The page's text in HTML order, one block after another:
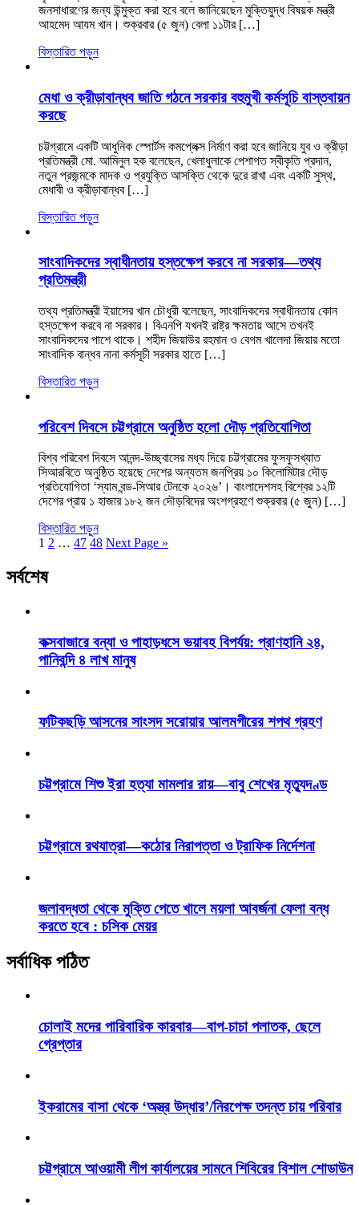
জনসাধারণের জন্য উন্মুক্ত করা হবে বলে জানিয়েছেন মুক্তিযুদ্ধ বিষয়ক মন্ত্রী
আহমেদ আযম খান। শুক্রবার (৫ জুন) বেলা ১১টার […]
বিস্তারিত পড়ুন
মেধা ও ক্রীড়াবান্ধব জাতি গঠনে সরকার বহুমুখী কর্মসূচি বাস্তবায়ন
করছে
চট্টগ্রামে একটি আধুনিক স্পোর্টস কমপ্লেক্স নির্মাণ করা হবে জানিয়ে যুব ও ক্রীড়া
প্রতিমন্ত্রী মো. আমিনুল হক বলেছেন, খেলাধুলাকে পেশাগত স্বীকৃতি প্রদান,
নতুন প্রজন্মকে মাদক ও প্রযুক্তি আসক্তি থেকে দুরে রাখা এবং একটি সুস্থ,
মেধাবী ও ক্রীড়াবান্ধব […]
বিস্তারিত পড়ুন
সাংবাদিকদের স্বাধীনতায় হস্তক্ষেপ করবে না সরকার—তথ্য
প্রতিমন্ত্রী
তথ্য প্রতিমন্ত্রী ইয়াসের খান চৌধুরী বলেছেন, সাংবাদিকদের স্বাধীনতায় কোন
হস্তক্ষেপ করবে না সরকার। বিএনপি যখনই রাষ্ট্র ক্ষমতায় আসে তখনই
সাংবাদিকদের পাশে থাকে। শহীদ জিয়াউর রহমান ও বেগম খালেদা জিয়ার মতো
সাংবাদিক বান্ধব নানা কর্মসূচী সরকার হাতে […]
বিস্তারিত পড়ুন
পরিবেশ দিবসে চট্টগ্রামে অনুষ্ঠিত হলো দৌড় প্রতিযোগিতা
বিশ্ব পরিবেশ দিবসে আনন্দ-উচ্ছ্বাসের মধ্য দিয়ে চট্টগ্রামের ফুসফুসখ্যাত
সিআরবিতে অনুষ্ঠিত হয়েছে দেশের অন্যতম জনপ্রিয় ১০ কিলোমিটার দৌড়
প্রতিযোগিতা ‘স্যাম বন্ড-সিআর টেনকে ২০২৬’। বাংলাদেশসহ বিশ্বের ১২টি
দেশের প্রায় ১ হাজার ১৮২ জন দৌড়বিদের অংশগ্রহণে শুক্রবার (৫ জুন) […]
বিস্তারিত পড়ুন
1 2 … 47 48 Next Page »
সর্বশেষ
কক্সবাজারে বন্যা ও পাহাড়ধসে ভয়াবহ বিপর্যয়: প্রাণহানি ২৪,
পানিবন্দি ৪ লাখ মানুষ
ফটিকছড়ি আসনের সাংসদ সরোয়ার আলমগীরের শপথ গ্রহণ
চট্টগ্রামে শিশু ইরা হত্যা মামলার রায়—বাবু শেখের মৃত্যুদণ্ড
চট্টগ্রামে রথযাত্রা—কঠোর নিরাপত্তা ও ট্রাফিক নির্দেশনা
জলাবদ্ধতা থেকে মুক্তি পেতে খালে ময়লা আবর্জনা ফেলা বন্ধ
করতে হবে : চসিক মেয়র
সর্বাধিক পঠিত
চোলাই মদের পারিবারিক কারবার—বাপ-চাচা পলাতক, ছেলে
গ্রেপ্তার
ইকরামের বাসা থেকে ‘অস্ত্র উদ্ধার’/নিরপেক্ষ তদন্ত চায় পরিবার
চট্টগ্রামে আওয়ামী লীগ কার্যালয়ের সামনে শিবিরের বিশাল শোডাউন